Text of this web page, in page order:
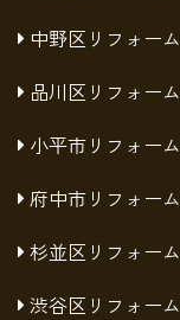
中野区リフォーム
品川区リフォーム
小平市リフォーム
府中市リフォーム
杉並区リフォーム
渋谷区リフォーム